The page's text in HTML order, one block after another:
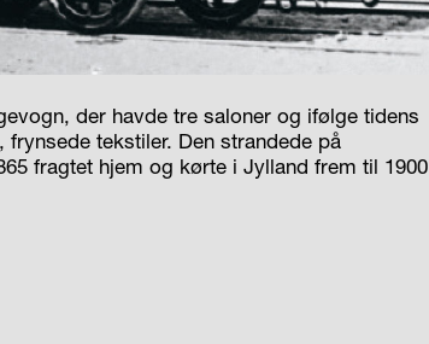
der havde tre saloner og ifølge tidens
tekstiler. Den strandede på
fragtet hjem og kørte i Jylland frem til 1900